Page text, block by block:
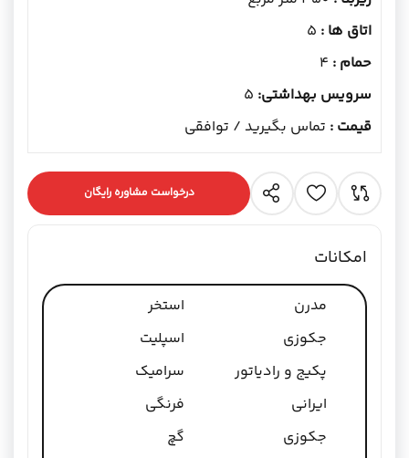
اتاق ها : 5
حمام : 4
سرویس بهداشتی: 5
قیمت : تماس بگیرید / توافقی
درخواست مشاوره رایگان
امکانات
مدرن
استخر
جکوزی
اسپلیت
پکیج و رادیاتور
سرامیک
ایرانی
فرنگی
جکوزی
گچ